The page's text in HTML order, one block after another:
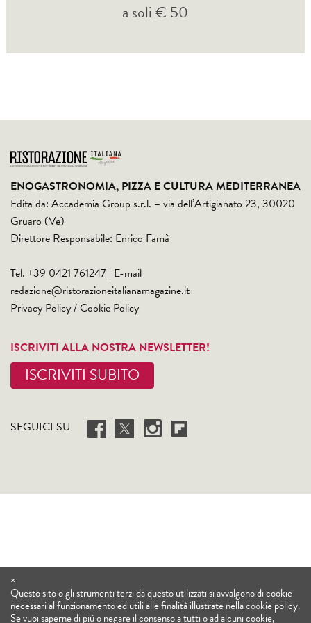
a soli € 50
ENOGASTRONOMIA, PIZZA E CULTURA MEDITERRANEA
Edita da: Accademia Group s.r.l. – via dell’Artigianato 23, 30020
Gruaro (Ve)
Direttore Responsabile: Enrico Famà
Tel. +39 0421 761247 | E-mail
redazione@ristorazioneitalianamagazine.it
Privacy Policy/Cookie Policy
ISCRIVITI ALLA NOSTRA NEWSLETTER!
ISCRIVITI SUBITO
SEGUICI SU
×
Questo sito o gli strumenti terzi da questo utilizzati si avvalgono di cookie
necessari al funzionamento ed utili alle finalità illustrate nella cookie policy.
Se vuoi saperne di più o negare il consenso a tutti o ad alcuni cookie,